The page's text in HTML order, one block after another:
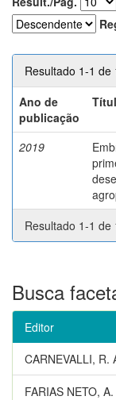
Resultado 1-1 de
Ano de
publicação
2019
Resultado 1-1 de
Busca
Editor
CARNEVALLI, R.
FARIAS NETO,